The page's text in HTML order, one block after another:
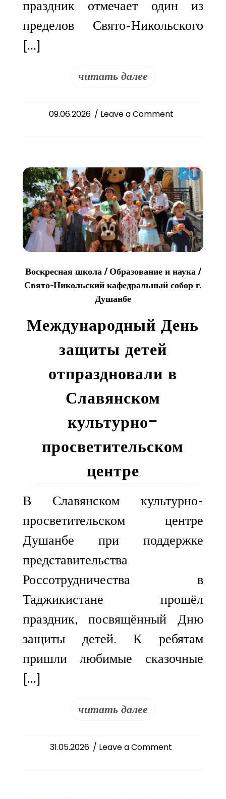
праздник отмечает один из
пределов Свято-Никольского
[…]
читать далее
09.06.2026 / Leave a Commenton
Иоанна
Русского
Воскресная школа/Образование и наука/
Свято-Никольский кафедральный собор г.
Душанбе
Международный День
защиты детей
отпраздновали в
Славянском
культурно-
просветительском
центре
В Славянском культурно-
просветительском центре
Душанбе при поддержке
представительства
Россотрудничества в
Таджикистане прошёл
праздник, посвящённый Дню
защиты детей. К ребятам
пришли любимые сказочные
[…]
читать далее
31.05.2026 / Leave a Comment